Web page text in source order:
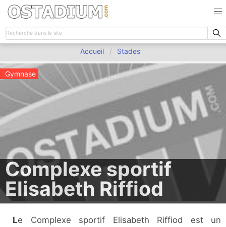
Accueil Stades
Gymnase
Complexe sportif
Elisabeth Riffiod
Le Complexe sportif Elisabeth Riffiod est un